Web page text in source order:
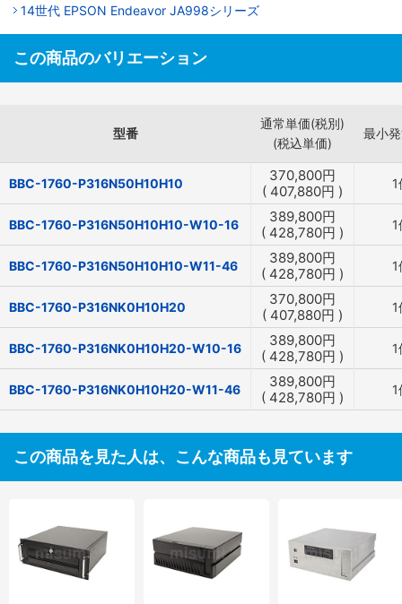
14世代 EPSON Endeavor JA998シリーズ
この商品のバリエーション
型番
通常単価(税別)
(税込単価)
最小
BBC-1760-P316N50H10H10 370,800円
( 407,880円 ) 1
BBC-1760-P316N50H10H10-W10-16 389,800円
( 428,780円 ) 1
BBC-1760-P316N50H10H10-W11-46 389,800円
( 428,780円 ) 1
BBC-1760-P316NK0H10H20 370,800円
( 407,880円 ) 1
BBC-1760-P316NK0H10H20-W10-16 389,800円
( 428,780円 ) 1
BBC-1760-P316NK0H10H20-W11-46 389,800円
( 428,780円 ) 1
この商品を見た人は、こんな商品も見ています